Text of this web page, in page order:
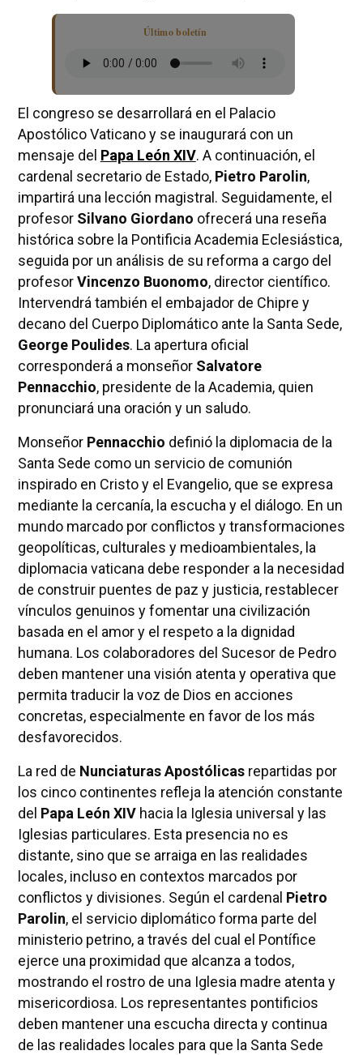
Último boletín
El congreso se desarrollará en el Palacio
Apostólico Vaticano y se inaugurará con un
mensaje del Papa León XIV. A continuación, el
cardenal secretario de Estado, Pietro Parolin,
impartirá una lección magistral. Seguidamente, el
profesor Silvano Giordano ofrecerá una reseña
histórica sobre la Pontificia Academia Eclesiástica,
seguida por un análisis de su reforma a cargo del
profesorVincenzo Buonomo, director científico.
Intervendrá también el embajador de Chipre y
decano del Cuerpo Diplomático ante la Santa Sede,
George Poulides. La apertura oficial
corresponderá a monseñor Salvatore
Pennacchio, presidente de la Academia, quien
pronunciará una oración y un saludo.
Monseñor Pennacchio definió la diplomacia de la
Santa Sede como un servicio de comunión
inspirado en Cristo y el Evangelio, que se expresa
mediante la cercanía, la escucha y el diálogo. En un
mundo marcado por conflictos y transformaciones
geopolíticas, culturales y medioambientales, la
diplomacia vaticana debe responder a la necesidad
de construir puentes de paz y justicia, restablecer
vínculos genuinos y fomentar una civilización
basada en el amor y el respeto a la dignidad
humana. Los colaboradores del Sucesor de Pedro
deben mantener una visión atenta y operativa que
permita traducir la voz de Dios en acciones
concretas, especialmente en favor de los más
desfavorecidos.
La red de Nunciaturas Apostólicasrepartidas por
los cinco continentes refleja la atención constante
del Papa León XIVhacia la Iglesia universal y las
Iglesias particulares. Esta presencia no es
distante, sino que se arraiga en las realidades
locales, incluso en contextos marcados por
conflictos y divisiones. Según el cardenal Pietro
Parolin, el servicio diplomático forma parte del
ministerio petrino, a través del cual el Pontífice
ejerce una proximidad que alcanza a todos,
mostrando el rostro de una Iglesia madre atenta y
misericordiosa. Los representantes pontificios
deben mantener una escucha directa y continua
de las realidades locales para que la Santa Sede